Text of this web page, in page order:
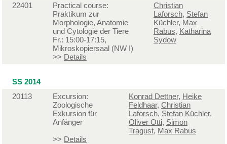
22401
Practical course:
Praktikum zur
Morphologie, Anatomie
und Cytologie der Tiere
Fr.: 15:00-17:15,
Mikroskopiersaal (NW I)
>> Details
Christian
Laforsch, Stefan
Küchler, Max
Rabus, Katharina
Sydow
SS 2014
20113
Excursion:
Zoologische
Exkursion für
Anfänger
>> Details
Konrad Dettner, Heike
Feldhaar, Christian
Laforsch, Stefan Küchler,
Oliver Otti, Simon
Tragust, Max Rabus